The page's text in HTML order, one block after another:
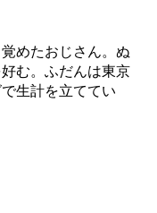
めたおじさん。ぬ
む。ふだんは東京
生計を立ててい